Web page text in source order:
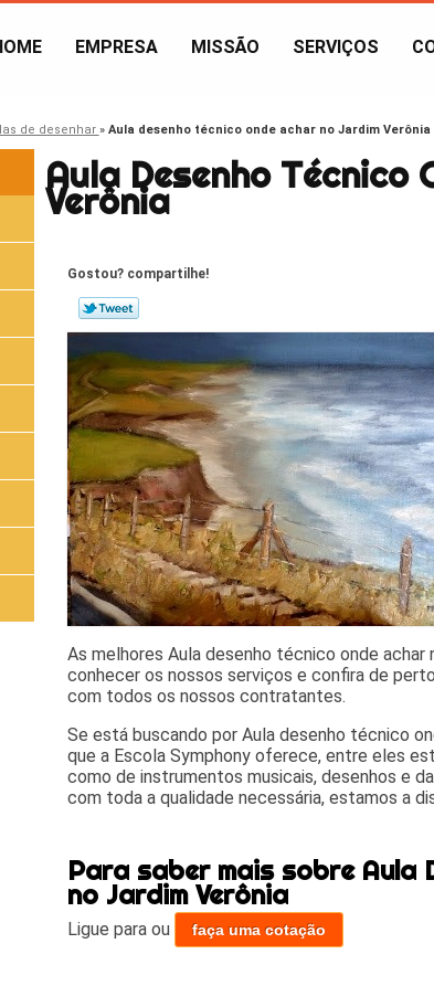
EMPRESA MISSÃO SERVIÇOS
de desenhar » Aula desenho técnico onde achar no Jardim Verônia
Aula Desenho Técnico
Verônia
Gostou? compartilhe!
As melhores Aula desenho técnico onde achar
conhecer os nossos serviços e confira de
com todos os nossos contratantes.
Se está buscando por Aula desenho técnico
que a Escola Symphony oferece, entre eles
como de instrumentos musicais, desenhos e
com toda a qualidade necessária, estamos a
Para saber mais sobre Aula
no Jardim Verônia
Ligue para ou faça uma cotação